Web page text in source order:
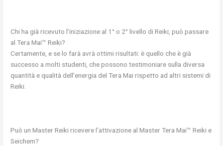
Chi ha già ricevuto l’iniziazione al 1° o 2° livello di Reiki, può passare
al Tera Mai™ Reiki?
Certamente, e se lo farà avrà ottimi risultati: è quello che è già
successo a molti studenti, che possono testimoniare sulla diversa
quantità e qualità dell’energia del Tera Mai rispetto ad altri sistemi di
Reiki.
Può un Master Reiki ricevere l’attivazione al Master Tera Mai™ Reiki e
Seichem?